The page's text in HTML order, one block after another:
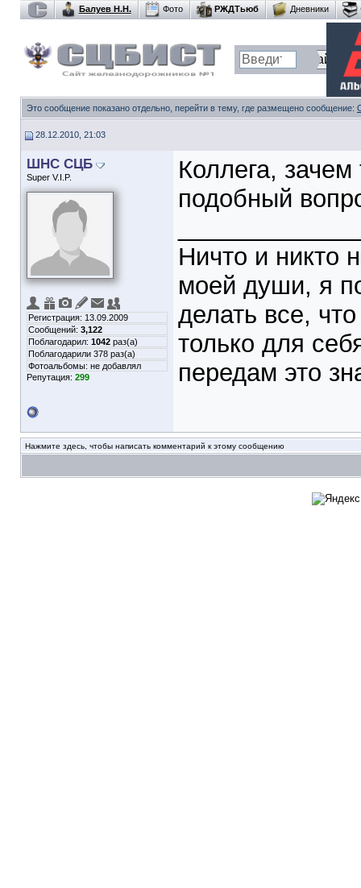
Балуев Н.Н. Фото РЖДТьюб Дневники
Это сообщение показано отдельно, перейти в тему, где размещено сообщение:
28.12.2010, 21:03
ШНС СЦБ
Super V.I.P.
Регистрация: 13.09.2009
Сообщений: 3,122
Поблагодарил: 1042 раз(а)
Поблагодарили 378 раз(а)
Фотоальбомы: не добавлял
Репутация: 299
Коллега,
подобный
Ничто и никто
моей души, я
делать все,
только для
передам это
Нажмите здесь, чтобы написать комментарий к этому сообщению